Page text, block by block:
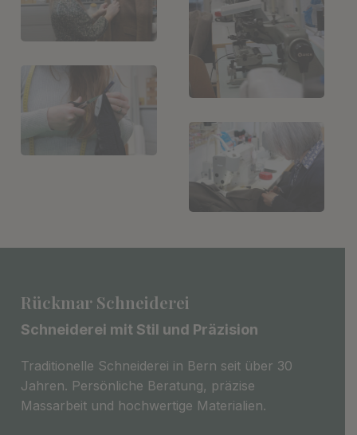
Rückmar Schneiderei
Schneiderei mit Stil und Präzision
Traditionelle Schneiderei in Bern seit über 30
Jahren. Persönliche Beratung, präzise
Massarbeit und hochwertige Materialien.